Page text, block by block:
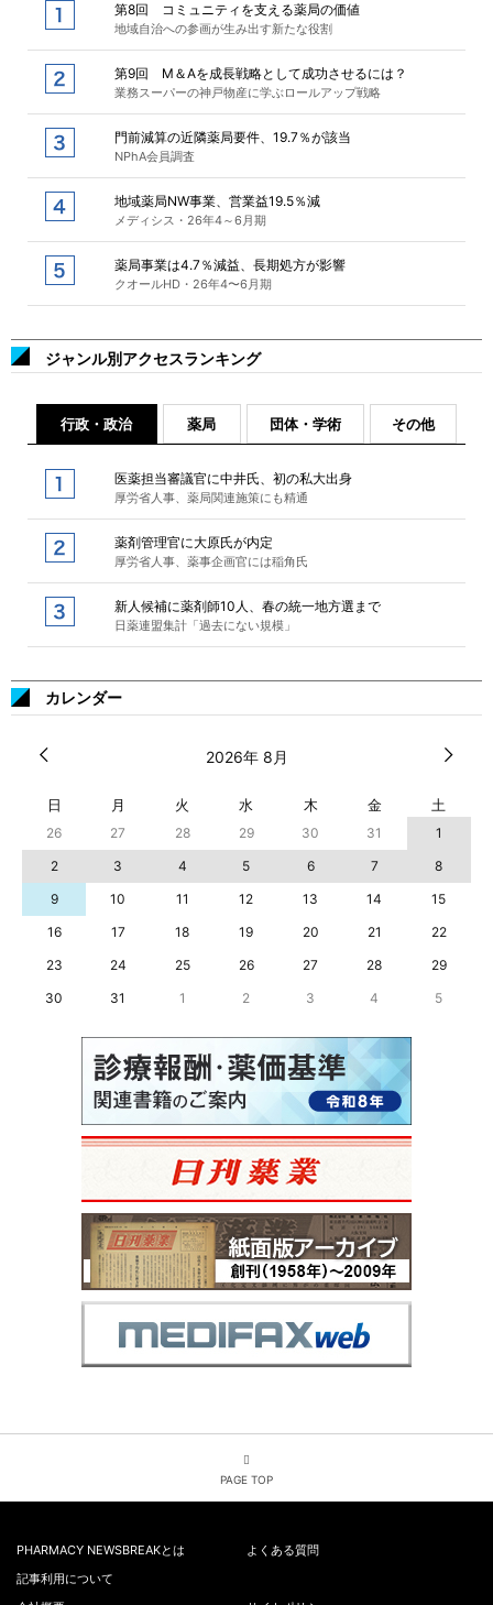
第8回 コミュニティを支える薬局の価値
地域自治への参画が生み出す新たな役割
第9回 M＆Aを成長戦略として成功させるには？
業務スーパーの神戸物産に学ぶロールアップ戦略
門前減算の近隣薬局要件、19.7％が該当
NPhA会員調査
地域薬局NW事業、営業益19.5％減
メディシス・26年4～6月期
薬局事業は4.7％減益、長期処方が影響
クオールHD・26年4〜6月期
ジャンル別アクセスランキング
行政・政治 薬局 団体・学術 その他
医薬担当審議官に中井氏、初の私大出身
厚労省人事、薬局関連施策にも精通
薬剤管理官に大原氏が内定
厚労省人事、薬事企画官には稲角氏
新人候補に薬剤師10人、春の統一地方選まで
日薬連盟集計「過去にない規模」
カレンダー
2026年 8月
日 月 火 水 木 金 土
26 27 28 29 30 31
1
2
3 4 5 6 7
8
9
10 11 12 13 14
15
16
17 18 19 20 21
22
23
24 25 26 27 28
29
30
31 1 2 3 4 5
PAGE TOP
PHARMACY NEWSBREAKとは
よくある質問
記事利用について